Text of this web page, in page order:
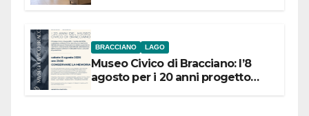
BRACCIANO LAGO
Museo Civico di Bracciano: l’8
agosto per i 20 anni progetto